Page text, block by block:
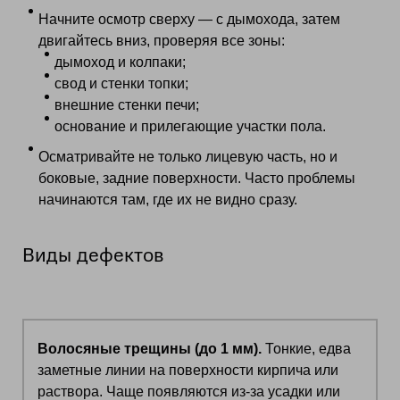
Начните осмотр сверху — с дымохода, затем
двигайтесь вниз, проверяя все зоны:
дымоход и колпаки;
свод и стенки топки;
внешние стенки печи;
основание и прилегающие участки пола.
Осматривайте не только лицевую часть, но и
боковые, задние поверхности. Часто проблемы
начинаются там, где их не видно сразу.
Виды дефектов
Волосяные трещины (до 1 мм). Тонкие, едва
заметные линии на поверхности кирпича или
раствора. Чаще появляются из‑за усадки или